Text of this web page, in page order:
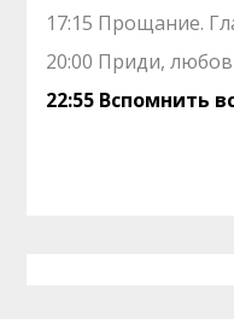
17:15 Прощание.
20:00 Приди,
22:55 Вспомнить